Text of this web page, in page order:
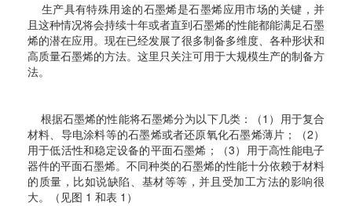
生产具有特殊用途的石墨烯是石墨烯应用市场的关键，并
且这种情况将会持续十年或者直到石墨烯的性能都能满足石墨
烯的潜在应用。现在已经发展了很多制备多维度、各种形状和
高质量石墨烯的方法。这里只关注可用于大规模生产的制备方
法。
根据石墨烯的性能将石墨烯分为以下几类：（1）用于复合
材料、导电涂料等的石墨烯或者还原氧化石墨烯薄片；（2）
用于低活性和稳定设备的平面石墨烯；（3）用于高性能电子
器件的平面石墨烯。不同种类的石墨烯的性能十分依赖于材料
的质量，比如说缺陷、基材等等，并且受加工方法的影响很
大。
（见图 1 和表 1）